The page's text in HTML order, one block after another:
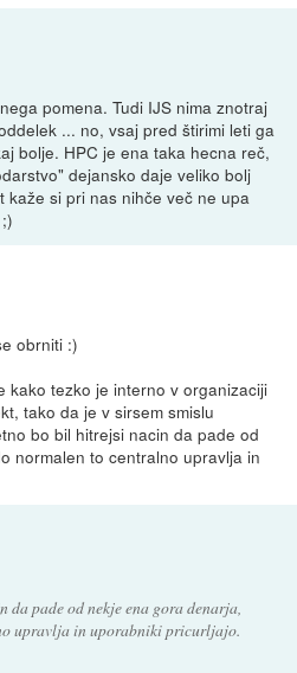
pomena. Tudi IJS nima znotraj
... no, vsaj pred štirimi leti ga
bolje. HPC je ena taka hecna reč,
dejansko daje veliko bolj
kaže si pri nas nihče več ne upa
obrniti :)
kako tezko je interno v organizaciji
tako da je v sirsem smislu
bo bil hitrejsi nacin da pade od
normalen to centralno upravlja in
pade od nekje ena gora denarja,
upravlja in uporabniki pricurljajo.